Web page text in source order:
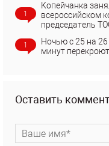
1
Копейчанка
всероссийском
председатель
1
Ночью с 25 на
минут
Оставить